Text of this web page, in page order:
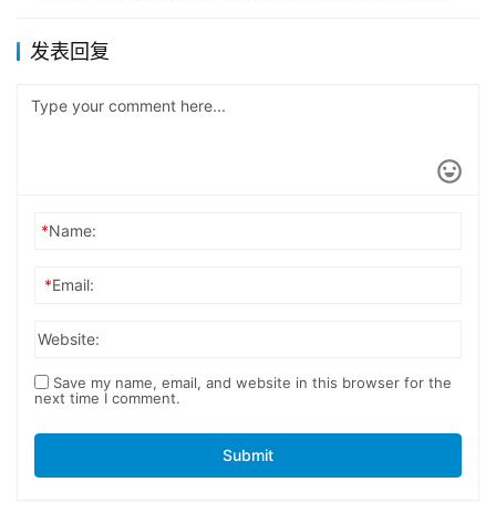
发表回复
*Name:
*Email:
Website:
Save my name, email, and website in this browser for the
next time I comment.
Submit